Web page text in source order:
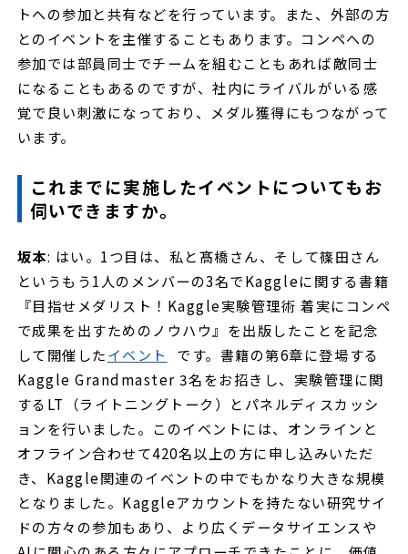
トへの参加と共有などを行っています。また、外部の方
とのイベントを主催することもあります。コンペへの
参加では部員同士でチームを組むこともあれば敵同士
になることもあるのですが、社内にライバルがいる感
覚で良い刺激になっており、メダル獲得にもつながって
います。
これまでに実施したイベントについてもお
伺いできますか。
坂本: はい。1つ目は、私と髙橋さん、そして篠田さん
というもう1人のメンバーの3名でKaggleに関する書籍
『目指せメダリスト！Kaggle実験管理術 着実にコンペ
で成果を出すためのノウハウ』を出版したことを記念
して開催したイベント
です。書籍の第6章に登場する
Kaggle Grandmaster 3名をお招きし、実験管理に関
するLT（ライトニングトーク）とパネルディスカッシ
ョンを行いました。このイベントには、オンラインと
オフライン合わせて420名以上の方に申し込みいただ
き、Kaggle関連のイベントの中でもかなり大きな規模
となりました。Kaggleアカウントを持たない研究サイ
ドの方々の参加もあり、より広くデータサイエンスや